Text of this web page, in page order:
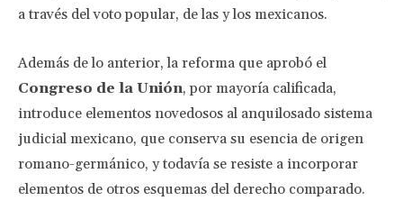
a través del voto popular, de las y los mexicanos.
Además de lo anterior, la reforma que aprobó el
Congreso de la Unión, por mayoría calificada,
introduce elementos novedosos al anquilosado sistema
judicial mexicano, que conserva su esencia de origen
romano-germánico, y todavía se resiste a incorporar
elementos de otros esquemas del derecho comparado.